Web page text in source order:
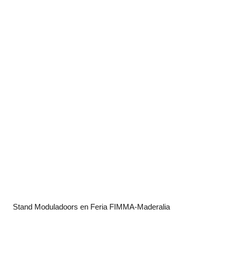
Stand Moduladoors en Feria FIMMA-Maderalia